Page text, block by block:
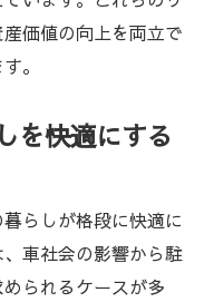
価値の向上を両立で
。
を快適にする
らしが格段に快適に
車社会の影響から駐
られるケースが多